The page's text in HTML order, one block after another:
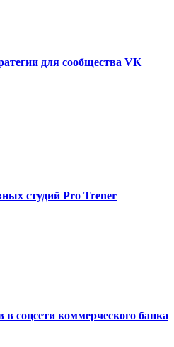
для сообщества VK
студий Pro Trener
соцсети коммерческого банка